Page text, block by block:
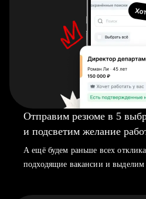
Отправим резюме в 5
и подсветим желание
А ещё будем раньше всех
подходящие вакансии и выделим